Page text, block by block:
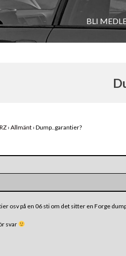
BLI
› Allmänt › Dump..garantier?
osv på en 06 sti om det sitter en Forge
svar